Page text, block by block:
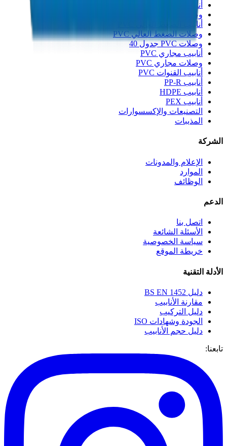
أنابيب الصرف UPVC
وصلات الصرف UPVC
أنابيب الضغط العالي PVC
وصلات الضغط العالي PVC
وصلات PVC جدول 40
أنابيب مجاري PVC
وصلات مجاري PVC
أنابيب القنوات PVC
أنابيب PP-R
أنابيب HDPE
أنابيب PEX
التصنيعات والإكسسوارات
المذيبات
الشركة
الإعلام والمدونات
الموارد
الوظائف
الدعم
اتصل بنا
الأسئلة الشائعة
سياسة الخصوصية
خريطة الموقع
الأدلة التقنية
دليل BS EN 1452
مقارنة الأنابيب
دليل التركيب
الجودة وشهادات ISO
دليل حجم الأنابيب
تابعنا: